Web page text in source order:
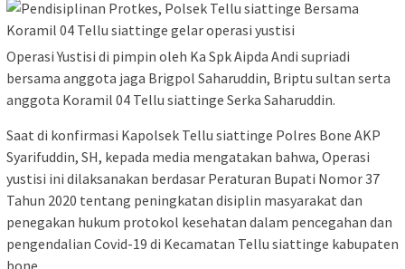
Operasi Yustisi di pimpin oleh Ka Spk Aipda Andi supriadi
bersama anggota jaga Brigpol Saharuddin, Briptu sultan serta
anggota Koramil 04 Tellu siattinge Serka Saharuddin.
Saat di konfirmasi Kapolsek Tellu siattinge Polres Bone AKP
Syarifuddin, SH, kepada media mengatakan bahwa, Operasi
yustisi ini dilaksanakan berdasar Peraturan Bupati Nomor 37
Tahun 2020 tentang peningkatan disiplin masyarakat dan
penegakan hukum protokol kesehatan dalam pencegahan dan
pengendalian Covid-19 di Kecamatan Tellu siattinge kabupaten